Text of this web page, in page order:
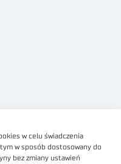
w celu świadczenia
w sposób dostosowany do
bez zmiany ustawień